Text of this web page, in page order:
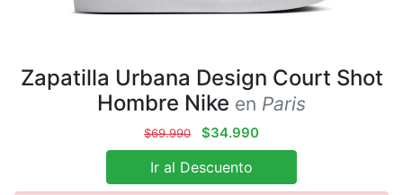
Zapatilla Urbana Design Court Shot
Hombre Nike en Paris
$69.990 $34.990
Ir al Descuento